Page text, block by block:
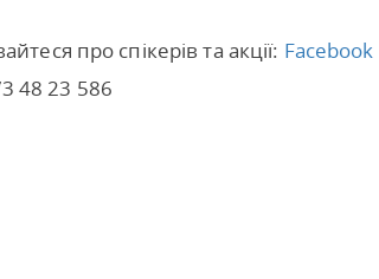
про спікерів та акції: Facebook
48 23 586